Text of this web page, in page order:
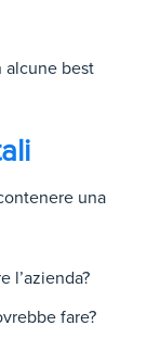
alcune best
una
l’azienda?
fare?